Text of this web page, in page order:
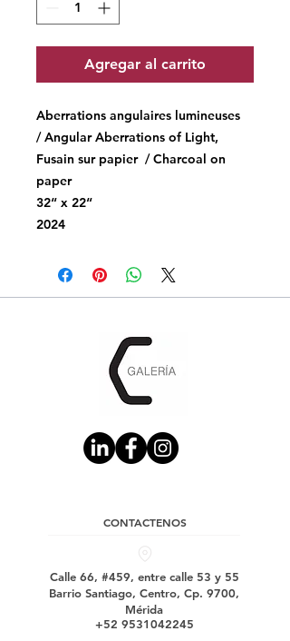
Agregar al carrito
Aberrations angulaires lumineuses
/ Angular Aberrations of Light,
Fusain sur papier / Charcoal on
paper
32“ x 22“
2024
CONTACTENOS
Calle 66, #459, entre calle 53 y 55
Barrio Santiago, Centro, Cp. 9700,
Mérida
+52 9531042245